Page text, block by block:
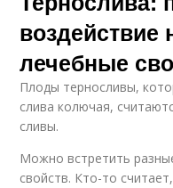
воздействие
лечебные
Плоды терносливы,
слива колючая,
сливы.
Можно встретить
свойств. Кто-то